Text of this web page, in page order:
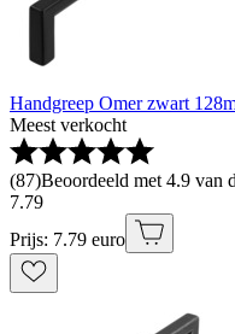
Handgreep Omer zwart
Meest verkocht
(87)Beoordeeld met 4.9 van
7.79
Prijs: 7.79 euro